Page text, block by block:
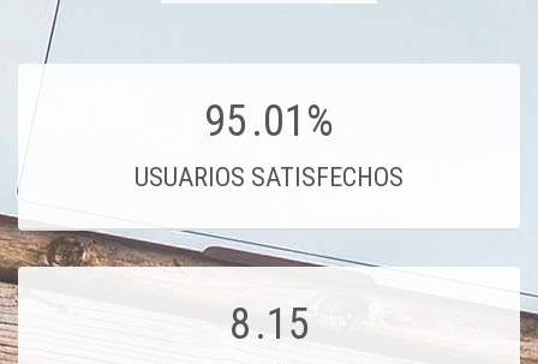
95.01%
USUARIOS SATISFECHOS
8.15